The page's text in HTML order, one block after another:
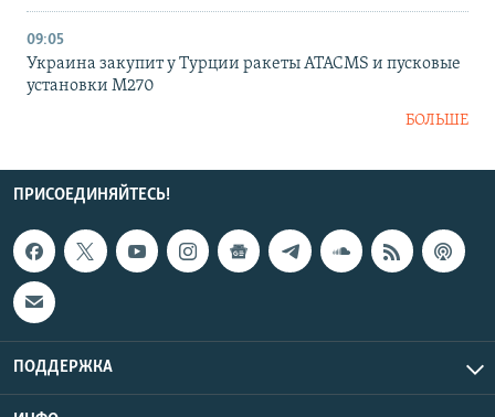
09:05
Украина закупит у Турции ракеты ATACMS и пусковые
установки M270
БОЛЬШЕ
ПРИСОЕДИНЯЙТЕСЬ!
ПОДДЕРЖКА